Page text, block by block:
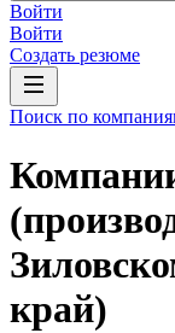
Войти
Войти
Создать резюме
Поиск по
край)